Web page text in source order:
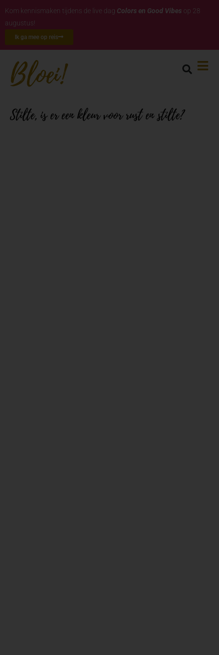
Kom kennismaken tijdens de live dag Colors en Good Vibes op 28
augustus!
Ik ga mee op reis
Stilte, is er een kleur voor rust en stilte?